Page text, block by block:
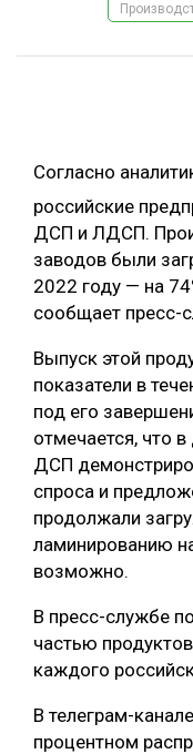
ЛЕСНОЕ ХОЗЯЙСТВО
ЛЕСОЗАГОТОВКА
БИОЭНЕРГЕТИКА
ЛОГИСТИКА
ПРОИЗВОДСТВО
КОМПЛЕКСНАЯ
ЛЕСОПИЛЕНИЕ
ДЕРЕВЯННОЕ
БЕЗОПАСНОЕ
МЕБЕЛЬНОЕ
ТЕМАТИЧЕСКИЕ
ПОДБОРКИ СТАТЕЙ
Согласно
российские
ДСП и ЛДСП.
заводов были
2022 году — на
сообщает пресс-
Выпуск этой
показатели в
под его
отмечается, что
ДСП
спроса и
продолжали
ламинированию
возможно.
В пресс-службе
частью
каждого
В телеграм-
процентном